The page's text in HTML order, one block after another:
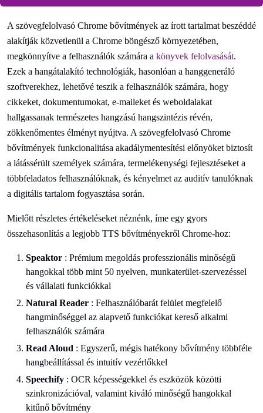
A szövegfelolvasó Chrome bővítmények az írott tartalmat beszéddé
alakítják közvetlenül a Chrome böngésző környezetében,
megkönnyítve a felhasználók számára a könyvek felolvasását.
Ezek a hangátalakító technológiák, hasonlóan a hanggeneráló
szoftverekhez, lehetővé teszik a felhasználók számára, hogy
cikkeket, dokumentumokat, e-maileket és weboldalakat
hallgassanak természetes hangzású hangszintézis révén,
zökkenőmentes élményt nyújtva. A szövegfelolvasó Chrome
bővítmények funkcionalitása akadálymentesítési előnyöket biztosít
a látássérült személyek számára, termelékenységi fejlesztéseket a
többfeladatos felhasználóknak, és kényelmet az auditív tanulóknak
a digitális tartalom fogyasztása során.
Mielőtt részletes értékeléseket néznénk, íme egy gyors
összehasonlítás a legjobb TTS bővítményekről Chrome-hoz:
Speaktor : Prémium megoldás professzionális minőségű
hangokkal több mint 50 nyelven, munkaterület-szervezéssel
és vállalati funkciókkal
Natural Reader : Felhasználóbarát felület megfelelő
hangminőséggel az alapvető funkciókat kereső alkalmi
felhasználók számára
Read Aloud : Egyszerű, mégis hatékony bővítmény többféle
hangbeállítással és intuitív vezérlőkkel
Speechify : OCR képességekkel és eszközök közötti
szinkronizációval, valamint kiváló minőségű hangokkal
kitűnő bővítmény